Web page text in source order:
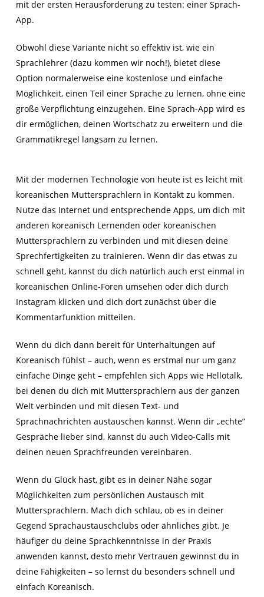
mit der ersten Herausforderung zu testen: einer Sprach-
App.
Obwohl diese Variante nicht so effektiv ist, wie ein
Sprachlehrer (dazu kommen wir noch!), bietet diese
Option normalerweise eine kostenlose und einfache
Möglichkeit, einen Teil einer Sprache zu lernen, ohne eine
große Verpflichtung einzugehen. Eine Sprach-App wird es
dir ermöglichen, deinen Wortschatz zu erweitern und die
Grammatikregel langsam zu lernen.
Mit der modernen Technologie von heute ist es leicht mit
koreanischen Muttersprachlern in Kontakt zu kommen.
Nutze das Internet und entsprechende Apps, um dich mit
anderen koreanisch Lernenden oder koreanischen
Muttersprachlern zu verbinden und mit diesen deine
Sprechfertigkeiten zu trainieren. Wenn dir das etwas zu
schnell geht, kannst du dich natürlich auch erst einmal in
koreanischen Online-Foren umsehen oder dich durch
Instagram klicken und dich dort zunächst über die
Kommentarfunktion mitteilen.
Wenn du dich dann bereit für Unterhaltungen auf
Koreanisch fühlst – auch, wenn es erstmal nur um ganz
einfache Dinge geht – empfehlen sich Apps wie Hellotalk,
bei denen du dich mit Muttersprachlern aus der ganzen
Welt verbinden und mit diesen Text- und
Sprachnachrichten austauschen kannst. Wenn dir „echte”
Gespräche lieber sind, kannst du auch Video-Calls mit
deinen neuen Sprachfreunden vereinbaren.
Wenn du Glück hast, gibt es in deiner Nähe sogar
Möglichkeiten zum persönlichen Austausch mit
Muttersprachlern. Mach dich schlau, ob es in deiner
Gegend Sprachaustauschclubs oder ähnliches gibt. Je
häufiger du deine Sprachkenntnisse in der Praxis
anwenden kannst, desto mehr Vertrauen gewinnst du in
deine Fähigkeiten – so lernst du besonders schnell und
einfach Koreanisch.